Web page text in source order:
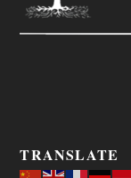
TRANSLATE